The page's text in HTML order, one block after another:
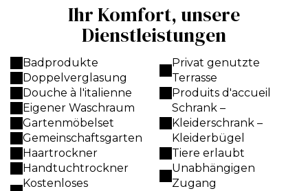
Ihr Komfort, unsere
Dienstleistungen
Badprodukte
Doppelverglasung
Douche à l'italienne
Eigener Waschraum
Gartenmöbelset
Gemeinschaftsgarten
Haartrockner
Handtuchtrockner
Kostenloses
Privat genutzte
Terrasse
Produits d'accueil
Schrank –
Kleiderschrank –
Kleiderbügel
Tiere erlaubt
Unabhängigen
Zugang